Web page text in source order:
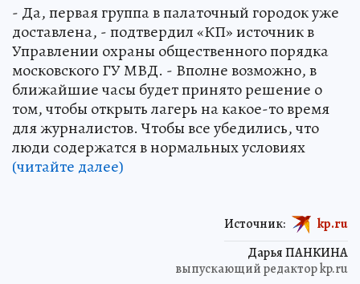
- Да, первая группа в палаточный городок уже
доставлена, - подтвердил «КП» источник в
Управлении охраны общественного порядка
московского ГУ МВД. - Вполне возможно, в
ближайшие часы будет принято решение о
том, чтобы открыть лагерь на какое-то время
для журналистов. Чтобы все убедились, что
люди содержатся в нормальных условиях
(читайте далее)
Дарья ПАНКИНА
выпускающий редактор kp.ru
Источник: kp.ru